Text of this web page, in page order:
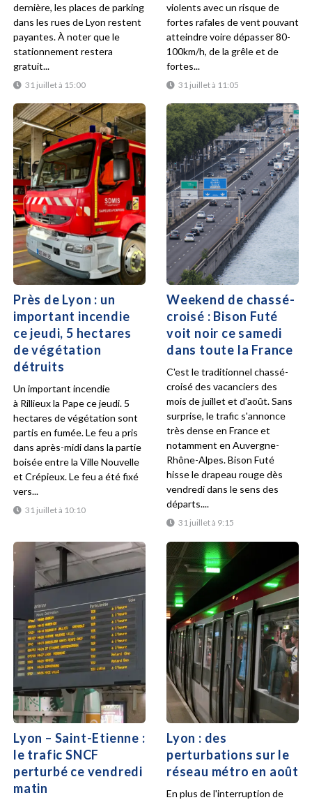
31 juillet à 15:00
dernière, les places de parking
dans les rues de Lyon restent
payantes. À noter que le
stationnement restera
gratuit...
31 juillet à 11:05
violents avec un risque de
fortes rafales de vent pouvant
atteindre voire dépasser 80-
100km/h, de la grêle et de
fortes...
Près de Lyon : un
important incendie
ce jeudi, 5 hectares
de végétation
détruits
31 juillet à 10:10
Un important incendie
à Rillieux la Pape ce jeudi. 5
hectares de végétation sont
partis en fumée. Le feu a pris
dans après-midi dans la partie
boisée entre la Ville Nouvelle
et Crépieux. Le feu a été fixé
vers...
Weekend de chassé-
croisé : Bison Futé
voit noir ce samedi
dans toute la France
31 juillet à 9:15
C'est le traditionnel chassé-
croisé des vacanciers des
mois de juillet et d'août. Sans
surprise, le trafic s'annonce
très dense en France et
notamment en Auvergne-
Rhône-Alpes. Bison Futé
hisse le drapeau rouge dès
vendredi dans le sens des
départs....
Lyon – Saint-Etienne :
le trafic SNCF
perturbé ce vendredi
matin
Lyon : des
perturbations sur le
réseau métro en août
En plus de l'interruption de